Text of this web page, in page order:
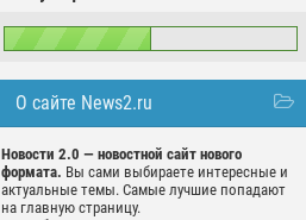
О сайте News2.ru
Новости 2.0 — новостной сайт нового
формата. Вы сами выбираете интересные и
актуальные темы. Самые лучшие попадают
на главную страницу.